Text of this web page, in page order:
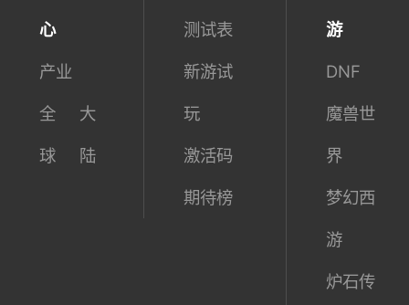
心
产业
全
球
大
陆
测试表
新游试
玩
激活码
期待榜
游
DNF
魔兽世
界
梦幻西
游
炉石传